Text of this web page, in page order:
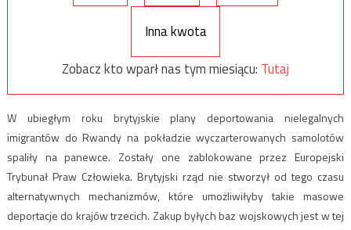
Inna kwota
Zobacz kto wparł nas tym miesiącu: Tutaj
W ubiegłym roku brytyjskie plany deportowania nielegalnych
imigrantów do Rwandy na pokładzie wyczarterowanych samolotów
spaliły na panewce. Zostały one zablokowane przez Europejski
Trybunał Praw Człowieka. Brytyjski rząd nie stworzył od tego czasu
alternatywnych mechanizmów, które umożliwiłyby takie masowe
deportacje do krajów trzecich. Zakup byłych baz wojskowych jest w tej